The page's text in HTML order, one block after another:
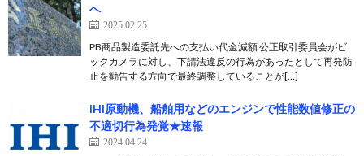
へ
2025.02.25
PB商品製造委託先への支払い代金減額 公正取引委員会がビ
ックカメラに対し、下請法違反の行為があったとして再発防
止を勧告する方向で最終調整していることが[…]
IHI原動機、船舶用などのエンジンで性能数値修正の
不適切行為発覚★速報
2024.04.24